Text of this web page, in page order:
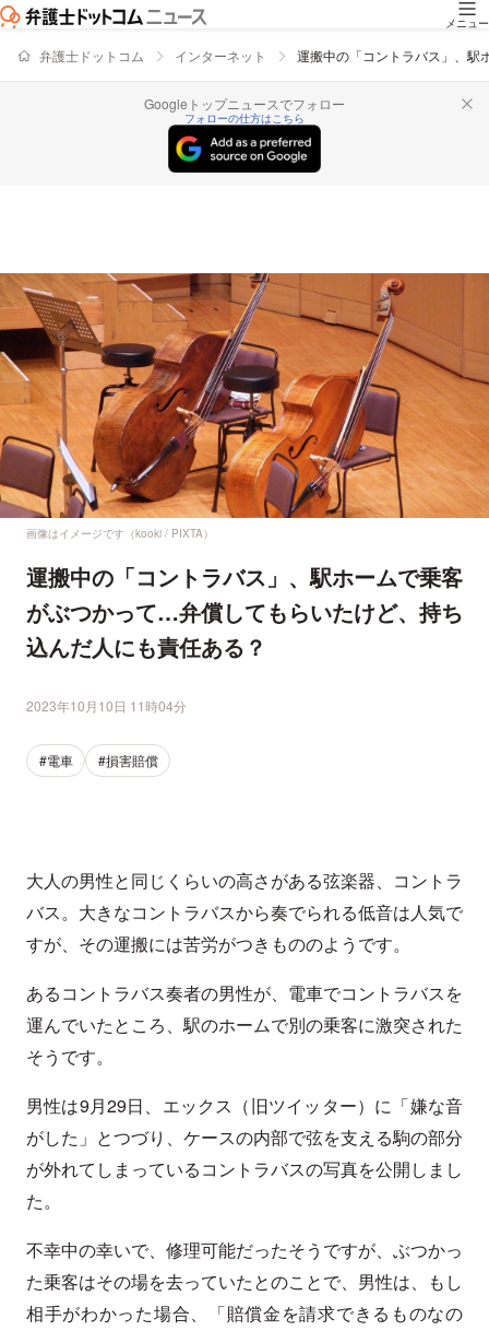
メニュー
弁護士ドットコム インターネット 運搬中の「コントラバス」、
Googleトップニュースでフォロー
フォローの仕方はこちら
画像はイメージです（kooki / PIXTA）
運搬中の「コントラバス」、駅ホームで乗客
がぶつかって…弁償してもらいたけど、持ち
込んだ人にも責任ある？
2023年10月10日 11時04分
#電車 #損害賠償
大人の男性と同じくらいの高さがある弦楽器、コントラ
バス。大きなコントラバスから奏でられる低音は人気で
すが、その運搬には苦労がつきもののようです。
あるコントラバス奏者の男性が、電車でコントラバスを
運んでいたところ、駅のホームで別の乗客に激突された
そうです。
男性は9月29日、エックス（旧ツイッター）に「嫌な音
がした」とつづり、ケースの内部で弦を支える駒の部分
が外れてしまっているコントラバスの写真を公開しまし
た。
不幸中の幸いで、修理可能だったそうですが、ぶつかっ
た乗客はその場を去っていたとのことで、男性は、もし
相手がわかった場合、「賠償金を請求できるものなの